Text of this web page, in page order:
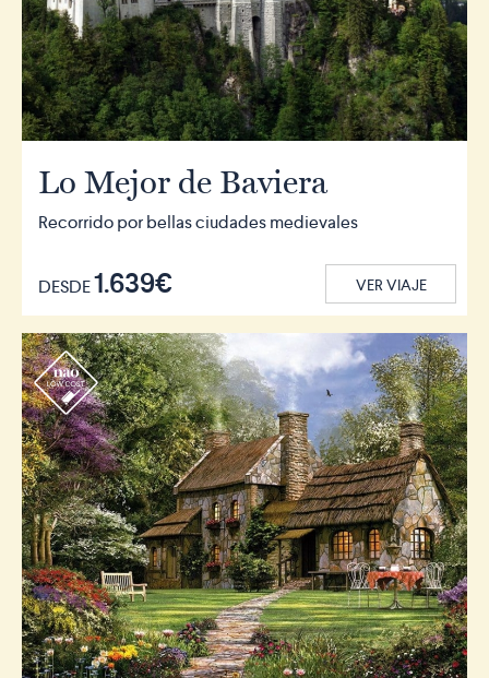
Lo Mejor de Baviera
Recorrido por bellas ciudades medievales
DESDE1.639€ VER VIAJE
r